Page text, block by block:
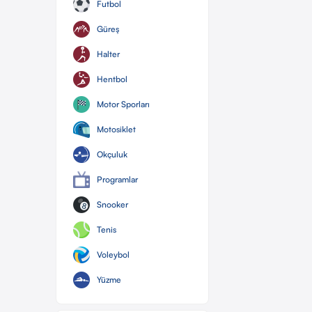
Futbol
Güreş
Halter
Hentbol
Motor Sporları
Motosiklet
Okçuluk
Programlar
Snooker
Tenis
Voleybol
Yüzme